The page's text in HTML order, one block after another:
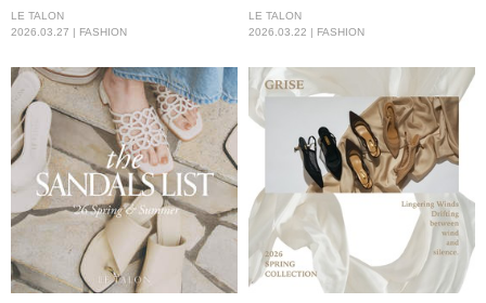
LE TALON
2026.03.27 | FASHION
LE TALON
2026.03.22 | FASHION